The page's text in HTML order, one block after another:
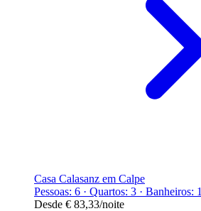
Casa Calasanz em Calpe
Pessoas: 6 · Quartos: 3 · Banheiros: 1
Desde € 83,33/noite